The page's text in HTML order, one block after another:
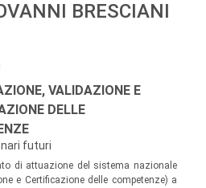
BRESCIANI
VALIDAZIONE E
DELLE
futuri
di attuazione del sistema nazionale
e Certificazione delle competenze) a